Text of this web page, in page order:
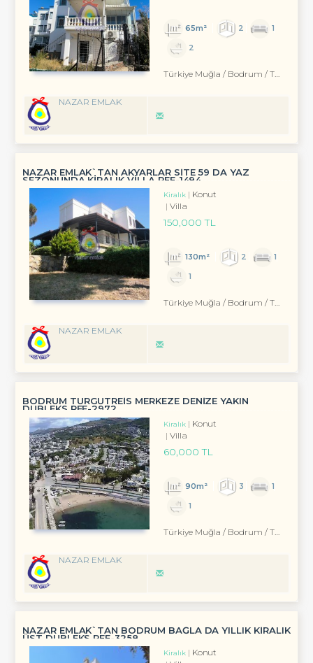
65m² 2
1
2
Türkiye Muğla / Bodrum / Turgutreis
NAZAR EMLAK
NAZAR EMLAK`TAN AKYARLAR SİTE 59 DA YAZ
SEZONUNDA KİRALIK VİLLA REF-1494
Kiralık
Konut
Villa
150,000 TL
130m² 2
1
1
Türkiye Muğla / Bodrum / Turgutreis
NAZAR EMLAK
BODRUM TURGUTREİS MERKEZE DENİZE YAKIN
DUBLEKS REF-2972
Kiralık
Konut
Villa
60,000 TL
90m² 3
1
1
Türkiye Muğla / Bodrum / Turgutreis
NAZAR EMLAK
NAZAR EMLAK`TAN BODRUM BAĞLA DA YILLIK KİRALIK
ÜST DUBLEKS REF-3258
Kiralık
Konut